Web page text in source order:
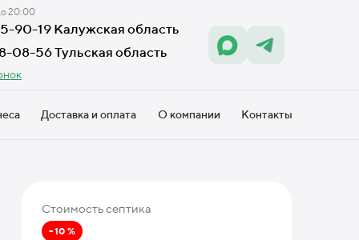
20:00
90-19 Калужская область
08-56 Тульская область
Доставка и оплата О компании Контакты
Стоимость септика
- 10 %